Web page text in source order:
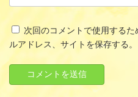
次回のコメントで使用する
ルアドレス、サイトを保存する。